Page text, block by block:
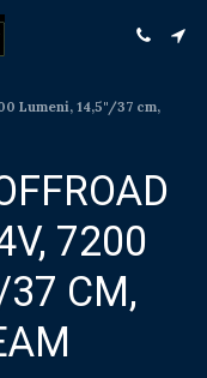
Lumeni, 14,5"/37 cm,
7200
CM,